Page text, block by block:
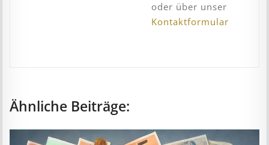
oder über unser
Kontaktformular
Ähnliche Beiträge: